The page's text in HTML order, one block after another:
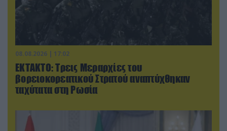
08.08.2026 | 17:02
ΕΚΤΑΚΤΟ: Τρεις Μεραρχίες του
βορειοκορεατικού Στρατού αναπτύχθηκαν
ταχύτατα στη Ρωσία